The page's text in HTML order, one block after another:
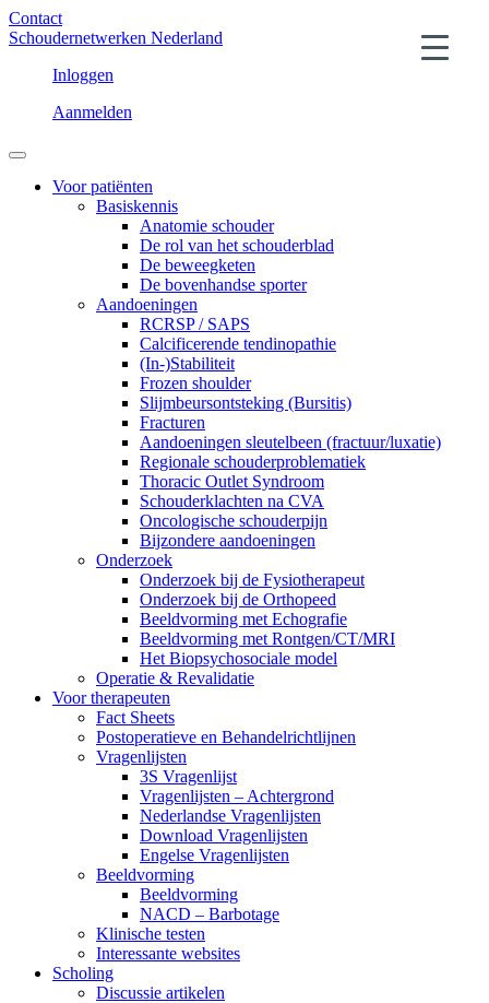
Contact
Schoudernetwerken Nederland
Inloggen
Aanmelden
Voor patiënten
Basiskennis
Anatomie schouder
De rol van het schouderblad
De beweegketen
De bovenhandse sporter
Aandoeningen
RCRSP / SAPS
Calcificerende tendinopathie
(In-)Stabiliteit
Frozen shoulder
Slijmbeursontsteking (Bursitis)
Fracturen
Aandoeningen sleutelbeen (fractuur/luxatie)
Regionale schouderproblematiek
Thoracic Outlet Syndroom
Schouderklachten na CVA
Oncologische schouderpijn
Bijzondere aandoeningen
Onderzoek
Onderzoek bij de Fysiotherapeut
Onderzoek bij de Orthopeed
Beeldvorming met Echografie
Beeldvorming met Rontgen/CT/MRI
Het Biopsychosociale model
Operatie & Revalidatie
Voor therapeuten
Fact Sheets
Postoperatieve en Behandelrichtlijnen
Vragenlijsten
3S Vragenlijst
Vragenlijsten – Achtergrond
Nederlandse Vragenlijsten
Download Vragenlijsten
Engelse Vragenlijsten
Beeldvorming
Beeldvorming
NACD – Barbotage
Klinische testen
Interessante websites
Scholing
Discussie artikelen